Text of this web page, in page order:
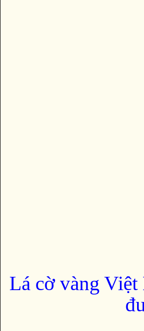
Lá cờ vàng